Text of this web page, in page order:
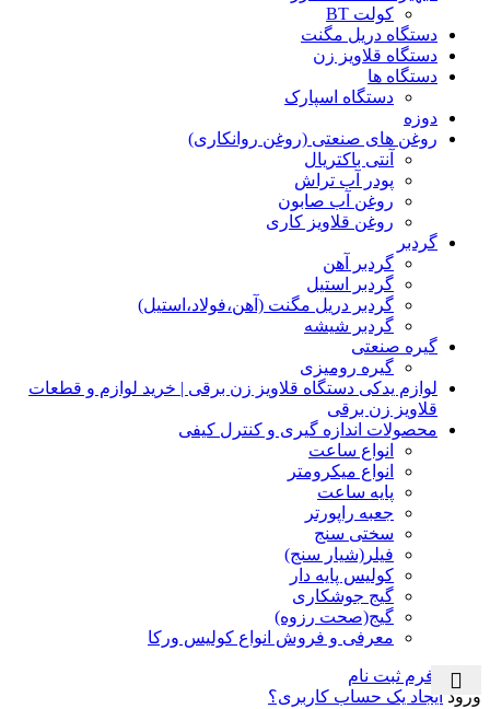
کولت BT
دستگاه دریل مگنت
دستگاه قلاویز زن
دستگاه ها
دستگاه اسپارک
دوزه
روغن های صنعتی (روغن روانکاری)
آنتی باکتریال
پودر آب تراش
روغن آب صابون
روغن قلاویز کاری
گردبر
گردبر آهن
گردبر استیل
گردبر دریل مگنت (آهن،فولاد،استیل)
گردبر شیشه
گیره صنعتی
گیره رومیزی
لوازم یدکی دستگاه قلاویز زن برقی | خرید لوازم و قطعات
قلاویز زن برقی
محصولات اندازه گیری و کنترل کیفی
انواع ساعت
انواع میکرومتر
پایه ساعت
جعبه راپورتر
سختی سنج
فیلر(شیار سنج)
کولیس پایه دار
گیج جوشکاری
گیج(صحت رزوه)
معرفی و فروش انواع کولیس ورکا
ورود / فرم ثبت نام
ورود ایجاد یک حساب کاربری؟